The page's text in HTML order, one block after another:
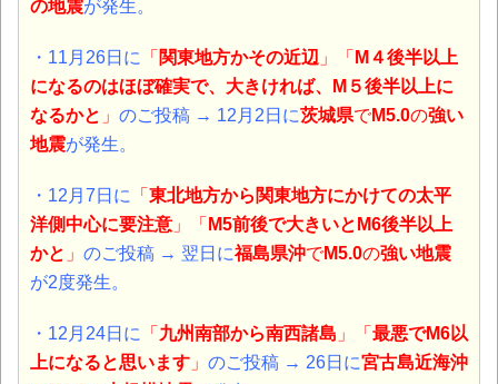
の地震が発生。
・11月26日に 「 関東地方かその近辺 」「 M４後半以上
になるのはほぼ確実で、大きければ、M５後半以上に
なるかと 」 のご投稿 → 12月2日に茨城県でM5.0の強い
地震が発生。
・12月7日に 「 東北地方から関東地方にかけての太平
洋側中心に要注意 」「 M5前後で大きいとM6後半以上
かと 」 のご投稿 → 翌日に福島県沖でM5.0の強い地震
が2度発生。
・12月24日に 「 九州南部から南西諸島 」「 最悪でM6以
上になると思います 」 のご投稿 → 26日に宮古島近海沖